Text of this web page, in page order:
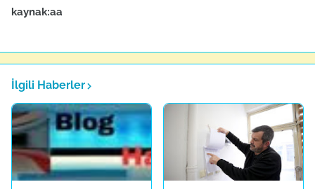
kaynak:aa
İlgili Haberler